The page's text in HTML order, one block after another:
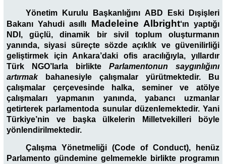
Yönetim Kurulu Başkanlığını ABD Eski Dışişleri
Bakanı Yahudi asıllı Madeleine Albright‘ın yaptığı
NDI, güçlü, dinamik bir sivil toplum oluşturmanın
yanında, siyasi süreçte sözde açıklık ve güvenilirliği
geliştirmek için Ankara’daki ofis aracılığıyla, yıllardır
Türk NGO’larla birlikte Parlamentonun saygınlığını
artırmakbahanesiyle çalışmalar yürütmektedir. Bu
çalışmalar çerçevesinde halka, seminer ve atölye
çalışmaları yapmanın yanında, yabancı uzmanlar
getirterek parlamentoda sunular düzenlemektedir. Yani
Türkiye’nin ve başka ülkelerin Milletvekilleri böyle
yönlendirilmektedir.
Çalışma Yönetmeliği (Code of Conduct), henüz
Parlamento gündemine gelmemekle birlikte programın